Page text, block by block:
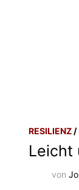
RESILIENZ /
Leicht
von